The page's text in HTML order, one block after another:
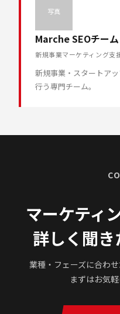
写真
Marche SEOチーム
新規事業マーケティング支
新規事業・スタートア
行う専門チーム。
マーケティ
詳しく聞
業種・フェーズに合わ
まずはお気